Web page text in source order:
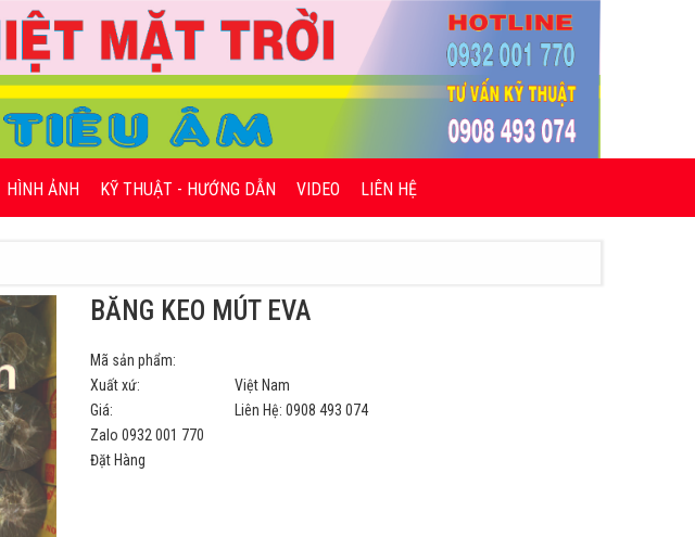
HÌNH ẢNH KỸ THUẬT - HƯỚNG DẪN VIDEO LIÊN HỆ
BĂNG KEO MÚT EVA
Mã sản phẩm:
Xuất xứ:
Việt Nam
Giá:
Liên Hệ: 0908 493 074
Zalo 0932 001 770
Đặt Hàng